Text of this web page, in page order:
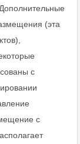
(эта
с
с